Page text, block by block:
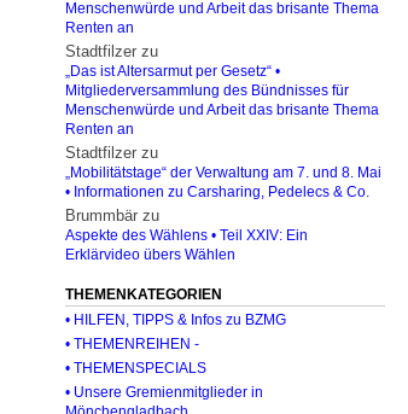
Menschenwürde und Arbeit das brisante Thema
Renten an
Stadtfilzer zu
„Das ist Altersarmut per Gesetz“ •
Mitgliederversammlung des Bündnisses für
Menschenwürde und Arbeit das brisante Thema
Renten an
Stadtfilzer zu
„Mobilitätstage“ der Verwaltung am 7. und 8. Mai
• Informationen zu Carsharing, Pedelecs & Co.
Brummbär zu
Aspekte des Wählens • Teil XXIV: Ein
Erklärvideo übers Wählen
THEMENKATEGORIEN
• HILFEN, TIPPS & Infos zu BZMG
• THEMENREIHEN -
• THEMENSPECIALS
• Unsere Gremienmitglieder in